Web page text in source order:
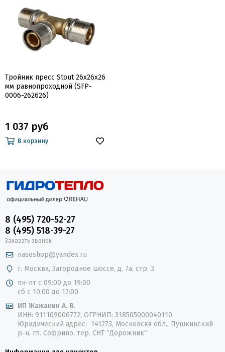
Тройник пресс Stout 26x26x26
мм равнопроходной (SFP-
0006-262626)
1 037 руб
В корзину
8 (495) 720-52-27
8 (495) 518-39-27
Заказать звонок
nasoshop@yandex.ru
г. Москва, Загородное шоссе, д. 7а, стр. 3
пн-пт с 09:00 до 19:00
сб с 10:00 до 17:00
ИП Жажакин А. В.
ИНН: 911109006772; ОГРНИП: 318505000040110
Юридический адрес: 141273, Московскя обл., Пушкинский
р-н, гп. Софрино, тер. СНТ “Дорожник”